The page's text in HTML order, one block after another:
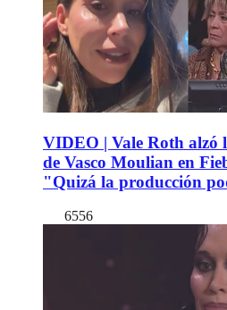
VIDEO | Vale Roth alzó
de Vasco Moulian en
"Quizá la producción
6556